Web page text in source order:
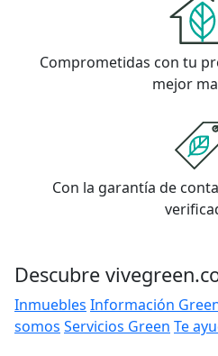
Comprometidas con tu
mejor
Con la garantía de
Descubre
Inmuebles Información
somos Servicios Green Te